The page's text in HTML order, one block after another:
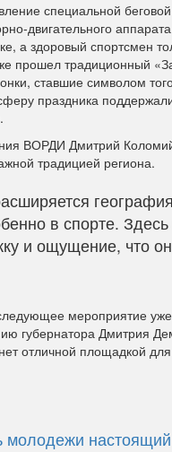
специальной
двигательного
а здоровый спортсмен
прошел традиционный
ставшие символом
праздника
ВОРДИ Дмитрий
традицией региона.
в спорте. Здесь
и ощущение, что
мероприятие
губернатора Дмитрия
отличной площадкой
молодежи